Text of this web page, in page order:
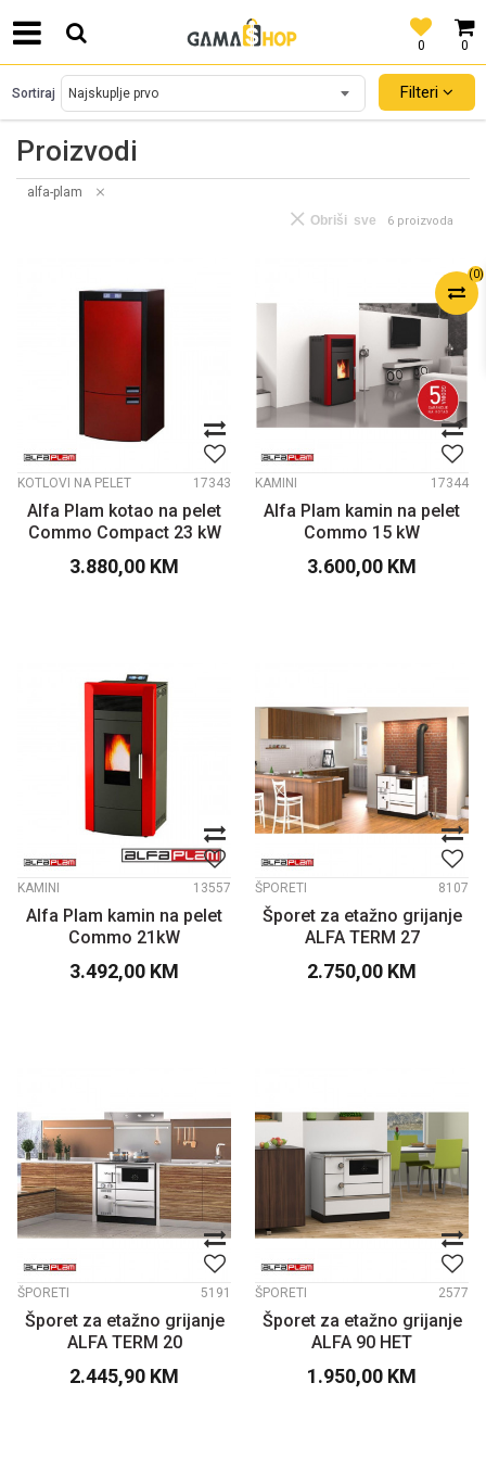
0
0
SIGURNO PLAĆANJE PLATNIM KARTICAMA!
(0)
Proizvodi
Sortiraj Filteri
alfa-plam
6 proizvoda
Obriši sve
KOTLOVI NA PELET 17343
Alfa Plam kotao na pelet
Commo Compact 23 kW
3.880,00 KM
KAMINI 17344
Alfa Plam kamin na pelet
Commo 15 kW
3.600,00 KM
KAMINI 13557
Alfa Plam kamin na pelet
Commo 21kW
3.492,00 KM
ŠPORETI 8107
Šporet za etažno grijanje
ALFA TERM 27
2.750,00 KM
ŠPORETI 5191
Šporet za etažno grijanje
ALFA TERM 20
2.445,90 KM
ŠPORETI 2577
Šporet za etažno grijanje
ALFA 90 HET
1.950,00 KM